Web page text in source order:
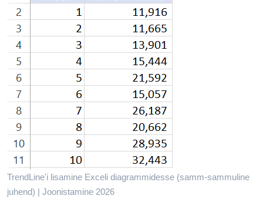
TrendLine'i lisamine Exceli diagrammidesse (samm-sammuline
juhend) | Joonistamine 2026